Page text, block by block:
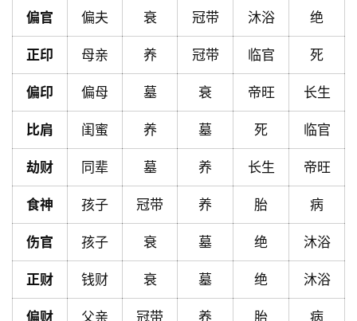
首
页
黄
历
卜
命
理
登录 注册
偏官 偏夫 衰 冠带 沐浴 绝
正印 母亲 养 冠带 临官 死
偏印 偏母 墓 衰 帝旺 长生
比肩 闺蜜 养 墓 死 临官
劫财 同辈 墓 养 长生 帝旺
食神 孩子 冠带 养 胎 病
伤官 孩子 衰 墓 绝 沐浴
正财 钱财 衰 墓 绝 沐浴
偏财 父亲 冠带 养 胎 病